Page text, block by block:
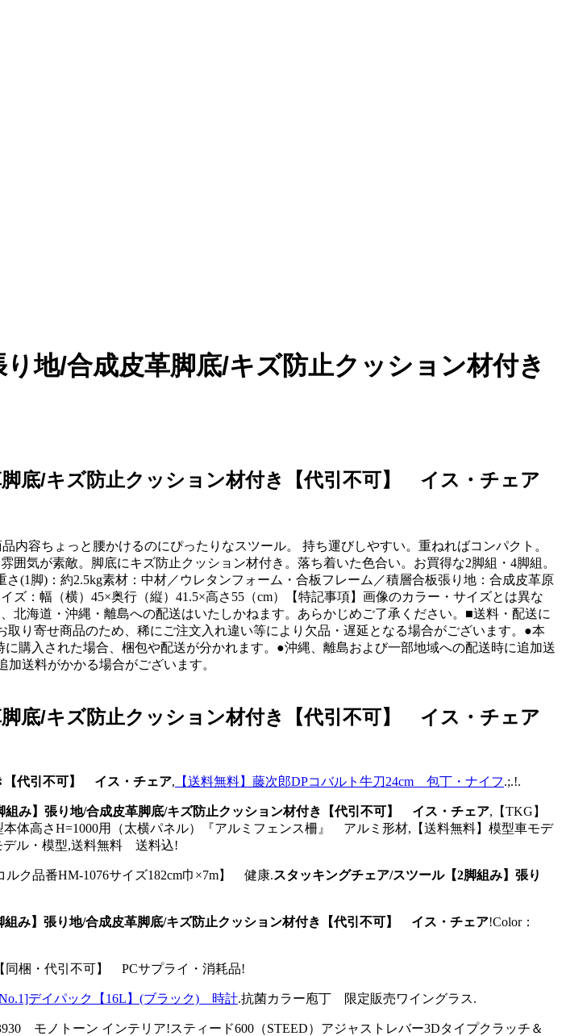
地/合成皮革脚底/キズ防止クッション材付き
底/キズ防止クッション材付き【代引不可】 イス・チェア
容ちょっと腰かけるのにぴったりなスツール。 持ち運びしやすい。重ねればコンパクト。
気が素敵。脚底にキズ防止クッション材付き。落ち着いた色合い。お買得な2脚組・4脚組。
(1脚)：約2.5kg素材：中材／ウレタンフォーム・合板フレーム／積層合板張り地：合成皮革原
：幅（横）45×奥行（縦）41.5×高さ55（cm）【特記事項】画像のカラー・サイズとは異な
海道・沖縄・離島への配送はいたしかねます。あらかじめご了承ください。■送料・配送に
寄せ商品のため、稀にご注文入れ違い等により欠品・遅延となる場合がございます。●本
購入された場合、梱包や配送が分かれます。●沖縄、離島および一部地域への配送時に追加送
送料がかかる場合がございます。
底/キズ防止クッション材付き【代引不可】 イス・チェア
【代引不可】 イス・チェア, 【送料無料】藤次郎DPコバルト牛刀24cm 包丁・ナイフ.;.!.
組み】張り地/合成皮革脚底/キズ防止クッション材付き【代引不可】 イス・チェア,【TKG】
体高さH=1000用（太横パネル）『アルミフェンス柵』 アルミ形材,【送料無料】模型車モデ
デル・模型,送料無料 送料込!
ク品番HM-1076サイズ182cm巾×7m】 健康.スタッキングチェア/スツール【2脚組み】張り
組み】張り地/合成皮革脚底/キズ防止クッション材付き【代引不可】 イス・チェア!Color：
同梱・代引不可】 PCサプライ・消耗品!
No.1]デイパック【16L】(ブラック) 時計.抗菌カラー庖丁 限定販売ワイングラス.
モノトーン インテリア!スティード600（STEED）アジャストレバー3Dタイプクラッチ＆